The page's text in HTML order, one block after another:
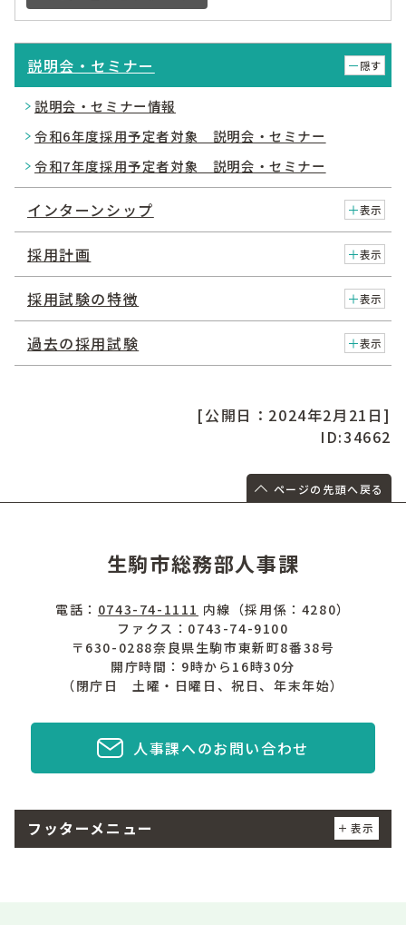
説明会・セミナー 隠す
説明会・セミナー情報
令和6年度採用予定者対象 説明会・セミナー
令和7年度採用予定者対象 説明会・セミナー
インターンシップ 表示
採用計画 表示
採用試験の特徴 表示
過去の採用試験 表示
[公開日：2024年2月21日]
ID:34662
ページの先頭へ戻る
生駒市総務部人事課
電話： 0743-74-1111 内線（採用係：4280）
ファクス：0743-74-9100
〒630-0288奈良県生駒市東新町8番38号
開庁時間：9時から16時30分
（閉庁日 土曜・日曜日、祝日、年末年始）
人事課へのお問い合わせ
フッターメニュー 表示